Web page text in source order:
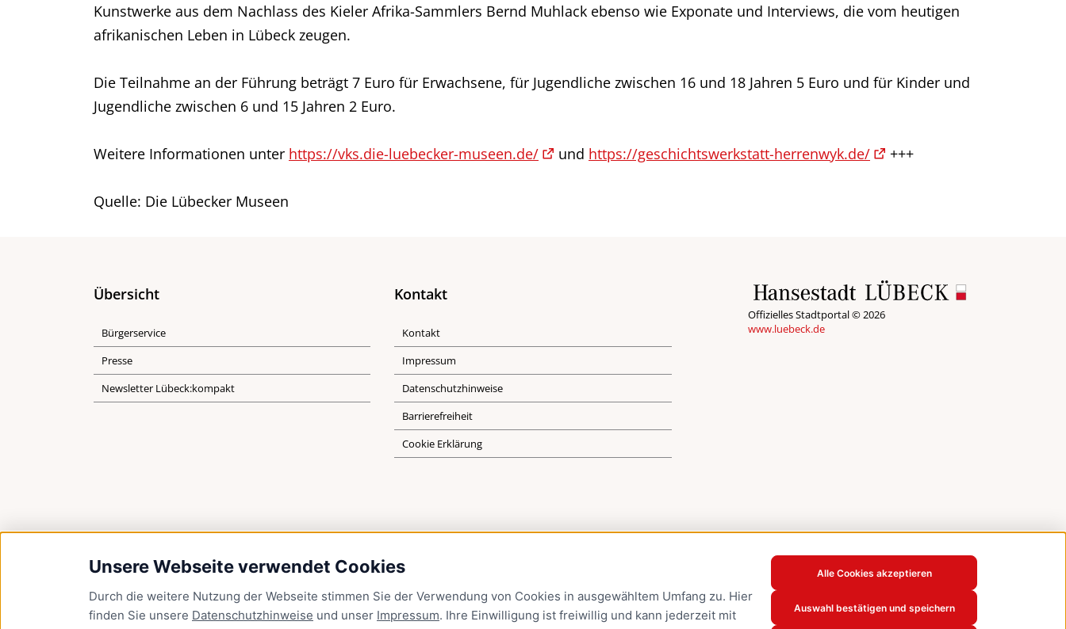
Unsere Webseite verwendet Cookies
Durch die weitere Nutzung der Webseite stimmen Sie der Verwendung von Cookies in ausgewähltem Umfang zu. Hier
finden Sie unsere Datenschutzhinweise und unser Impressum. Ihre Einwilligung ist freiwillig und kann jederzeit mit
Alle Cookies akzeptieren
Auswahl bestätigen und speichern
Kunstwerke aus dem Nachlass des Kieler Afrika-Sammlers Bernd Muhlack ebenso wie Exponate und Interviews, die vom heutigen
afrikanischen Leben in Lübeck zeugen.
Die Teilnahme an der Führung beträgt 7 Euro für Erwachsene, für Jugendliche zwischen 16 und 18 Jahren 5 Euro und für Kinder und
Jugendliche zwischen 6 und 15 Jahren 2 Euro.
Weitere Informationen unter https://vks.die-luebecker-museen.de/ und https://geschichtswerkstatt-herrenwyk.de/ +++
Quelle: Die Lübecker Museen
Übersicht
Bürgerservice
Presse
Newsletter Lübeck:kompakt
Kontakt
Kontakt
Impressum
Datenschutzhinweise
Barrierefreiheit
Cookie Erklärung
Offizielles Stadtportal © 2026
www.luebeck.de